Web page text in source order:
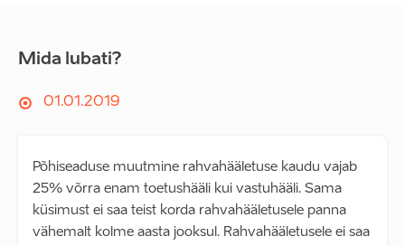
Mida lubati?
01.01.2019
Põhiseaduse muutmine rahvahääletuse kaudu vajab
25% võrra enam toetushääli kui vastuhääli. Sama
küsimust ei saa teist korda rahvahääletusele panna
vähemalt kolme aasta jooksul. Rahvahääletusele ei saa